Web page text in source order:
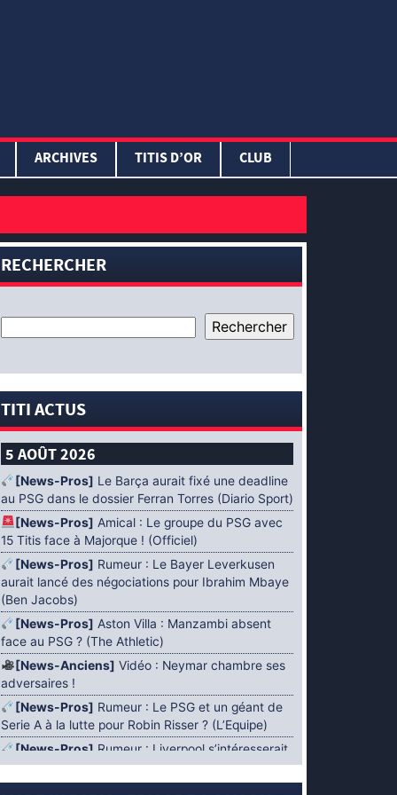
ARCHIVES TITIS D’OR CLUB
RECHERCHER
TITI ACTUS
5 AOÛT 2026
[News-Pros] Le Barça aurait fixé une deadline
au PSG dans le dossier Ferran Torres (Diario Sport)
[News-Pros] Amical : Le groupe du PSG avec
15 Titis face à Majorque ! (Officiel)
[News-Pros] Rumeur : Le Bayer Leverkusen
aurait lancé des négociations pour Ibrahim Mbaye
(Ben Jacobs)
[News-Pros] Aston Villa : Manzambi absent
face au PSG ? (The Athletic)
[News-Anciens] Vidéo : Neymar chambre ses
adversaires !
[News-Pros] Rumeur : Le PSG et un géant de
Serie A à la lutte pour Robin Risser ? (L’Equipe)
[News-Pros] Rumeur : Liverpool s’intéresserait
à Ibrahim Mbaye en plus de Bradley Barcola
(Fabrizio Romano)